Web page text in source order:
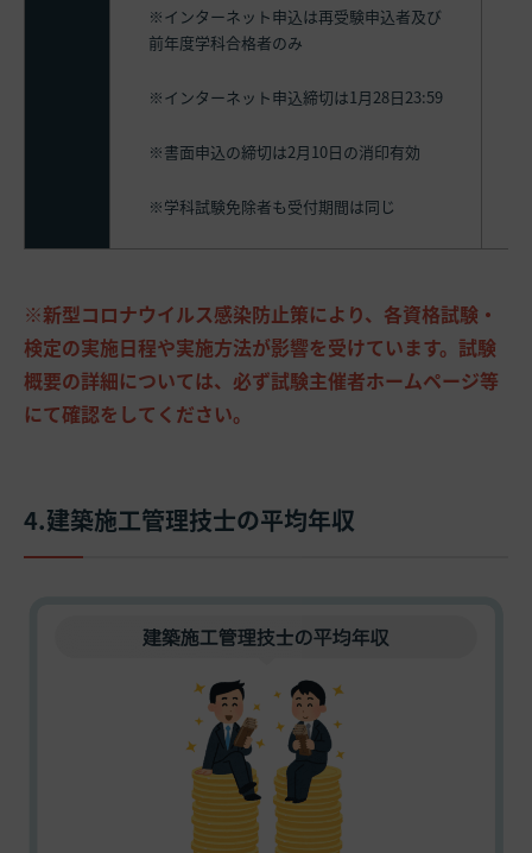
※インターネット申込は再受験申込者及び
前年度学科合格者のみ
※インターネット申込締切は1月28日23:59
※書面申込の締切は2月10日の消印有効
※学科試験免除者も受付期間は同じ
※新型コロナウイルス感染防止策により、各資格試験・
検定の実施日程や実施方法が影響を受けています。試験
概要の詳細については、必ず試験主催者ホームページ等
にて確認をしてください。
4.建築施工管理技士の平均年収